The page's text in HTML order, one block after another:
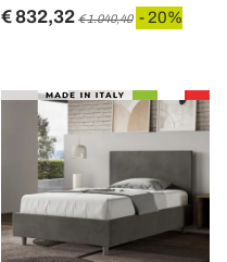
€ 832,32 € 1.040,40 - 20%